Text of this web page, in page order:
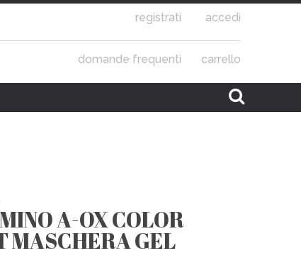
registrati accedi
domande frequenti carrello
A-OX COLOR
MASCHERA GEL